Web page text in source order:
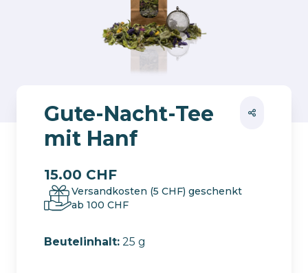
Gute-Nacht-Tee
mit Hanf
15.00 CHF
Versandkosten (5 CHF) geschenkt
ab 100 CHF
Beutelinhalt: 25 g